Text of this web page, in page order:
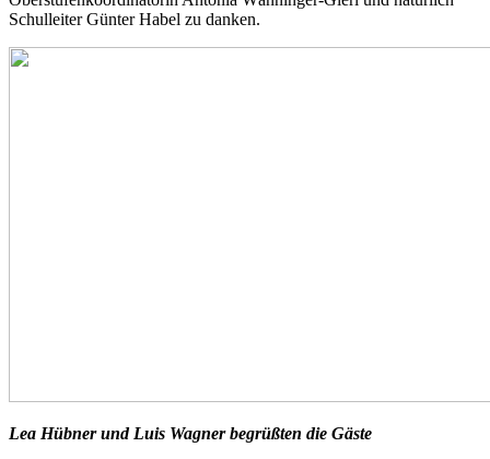
Schulleiter Günter Habel zu danken.
Lea Hübner und Luis Wagner begrüßten die Gäste